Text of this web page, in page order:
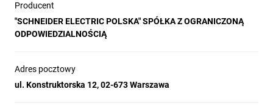
Producent
"SCHNEIDER ELECTRIC POLSKA" SPÓŁKA Z OGRANICZONĄ
ODPOWIEDZIALNOŚCIĄ
Adres pocztowy
ul. Konstruktorska 12, 02-673 Warszawa